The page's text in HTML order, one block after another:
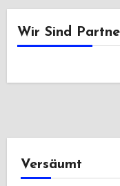
Wir Sind
Versäumt